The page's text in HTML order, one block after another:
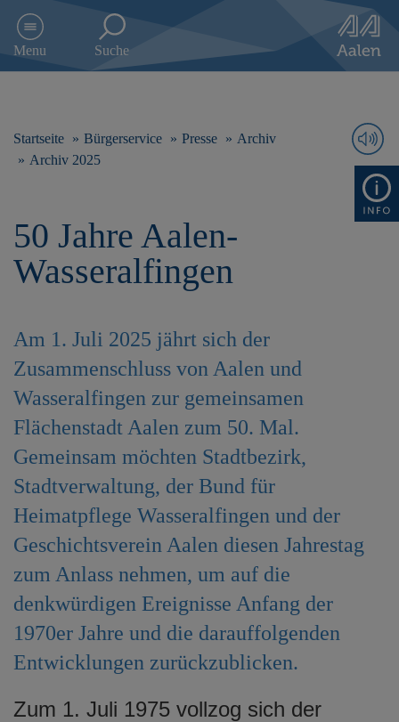
e
g
Menu Suche
Startseite Bürgerservice Presse
Archiv
Archiv 2025
50 Jahre Aalen-
Wasseralfingen
Am 1. Juli 2025 jährt sich der
Zusammenschluss von Aalen und
Wasseralfingen zur gemeinsamen
Flächenstadt Aalen zum 50. Mal.
Gemeinsam möchten Stadtbezirk,
Stadtverwaltung, der Bund für
Heimatpflege Wasseralfingen und der
Geschichtsverein Aalen diesen Jahrestag
zum Anlass nehmen, um auf die
denkwürdigen Ereignisse Anfang der
1970er Jahre und die darauffolgenden
Entwicklungen zurückzublicken.
Zum 1. Juli 1975 vollzog sich der